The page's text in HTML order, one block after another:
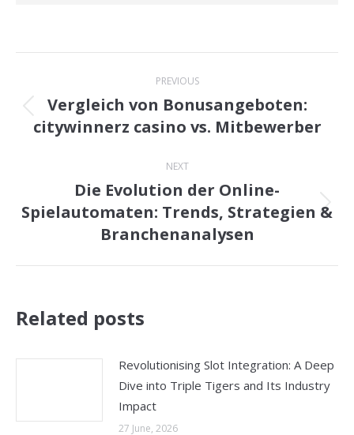
navigation
PREVIOUS
Previous
post:
Vergleich von Bonusangeboten:
citywinnerz casino vs. Mitbewerber
NEXT
Next
post:
Die Evolution der Online-
Spielautomaten: Trends, Strategien &
Branchenanalysen
Related posts
Revolutionising Slot Integration: A Deep
Dive into Triple Tigers and Its Industry
Impact
27 June, 2026